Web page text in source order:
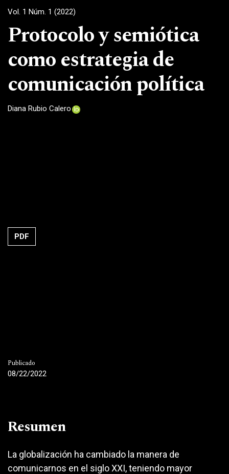
Vol. 1 Núm. 1 (2022)
Protocolo y semiótica
como estrategia de
comunicación política
Diana Rubio Calero
PDF
Publicado
08/22/2022
Resumen
La globalización ha cambiado la manera de
comunicarnos en el siglo XXI, teniendo mayor